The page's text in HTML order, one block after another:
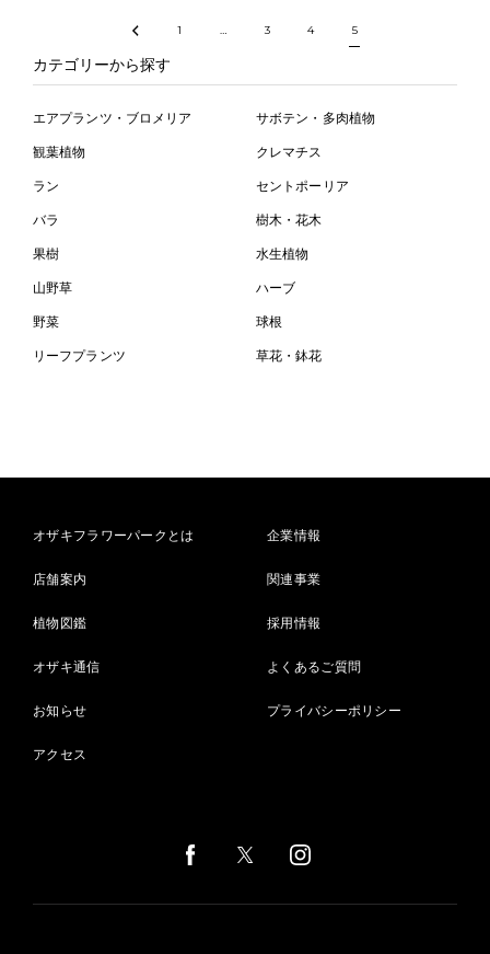
1 … 3 4 5
カテゴリーから探す
エアプランツ・ブロメリア サボテン・多肉植物
観葉植物 クレマチス
ラン セントポーリア
バラ 樹木・花木
果樹 水生植物
山野草 ハーブ
野菜 球根
リーフプランツ 草花・鉢花
オザキフラワーパークとは
店舗案内
植物図鑑
オザキ通信
お知らせ
アクセス
企業情報
関連事業
採用情報
よくあるご質問
プライバシーポリシー